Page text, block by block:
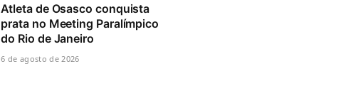
Atleta de Osasco conquista
prata no Meeting Paralímpico
do Rio de Janeiro
6 de agosto de 2026